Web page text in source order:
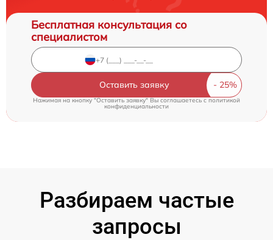
Бесплатная консультация со
специалистом
Оставить заявку
Нажимая на кнопку "Оставить заявку" Вы соглашаетесь cполитикой
конфиденциальности
Разбираем частые
запросы